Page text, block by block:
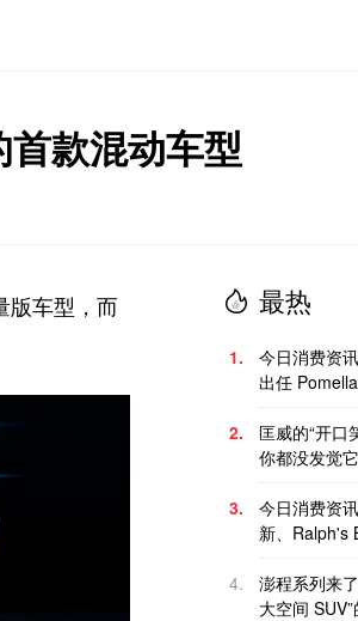
款混动车型
版车型，而
最热
1.
今日消费资
出任
2.
匡威的“开口
你都没发觉
3.
今日消费资
新、Ralph's
4.
澎程系列来
大空间